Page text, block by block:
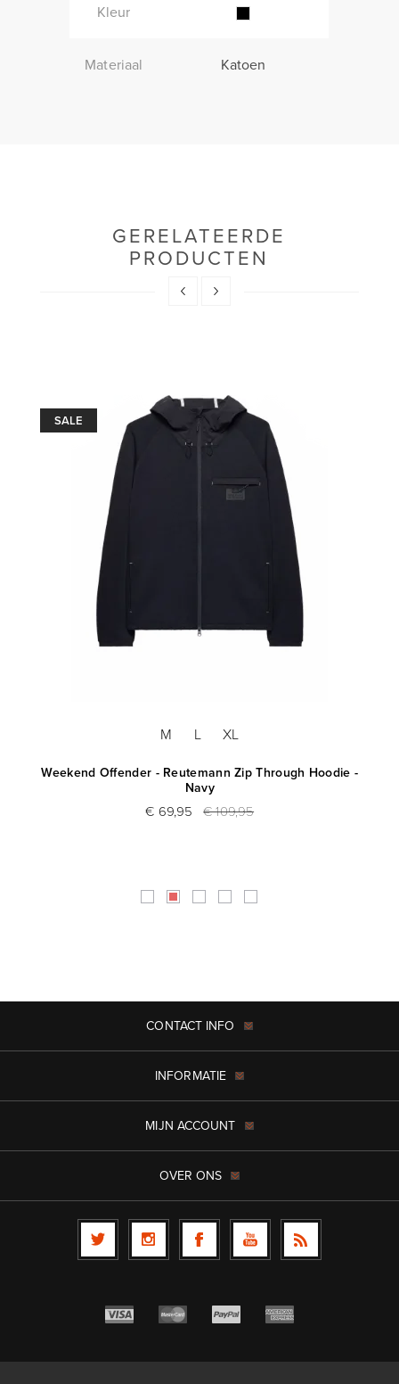
Kleur
Materiaal Katoen
GERELATEERDE
PRODUCTEN
SALE
M L XL
Weekend Offender - Reutemann Zip Through Hoodie -
Navy
€ 69,95 € 109,95
CONTACT INFO
INFORMATIE
MIJN ACCOUNT
OVER ONS